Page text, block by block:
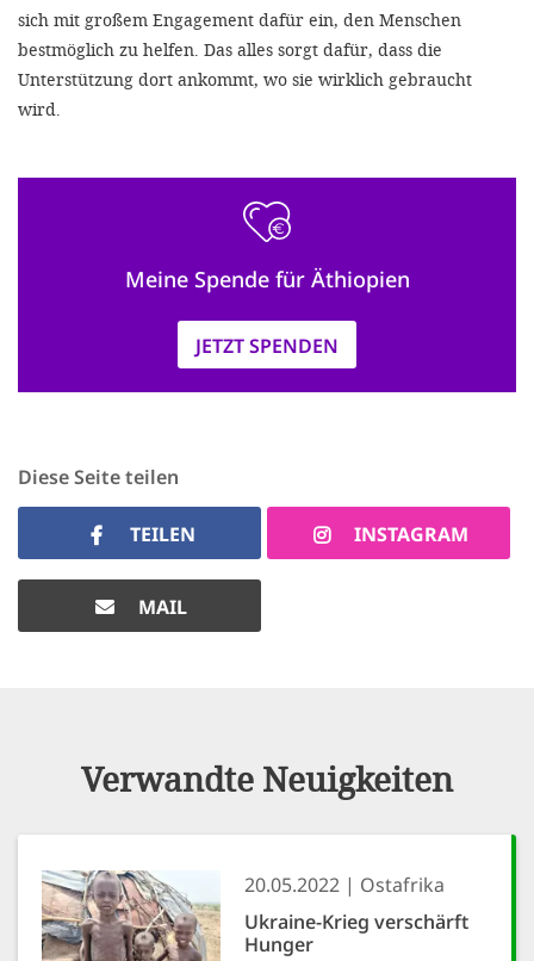
sich mit großem Engagement dafür ein, den Menschen
bestmöglich zu helfen. Das alles sorgt dafür, dass die
Unterstützung dort ankommt, wo sie wirklich gebraucht
wird.
Meine Spende für Äthiopien
JETZT SPENDEN
Diese Seite teilen
TEILEN INSTAGRAM
MAIL
Verwandte Neuigkeiten
20.05.2022
Ostafrika
Ukraine-Krieg verschärft
Hunger